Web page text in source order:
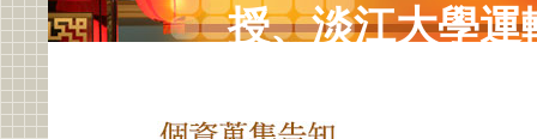
授、淡江大學運